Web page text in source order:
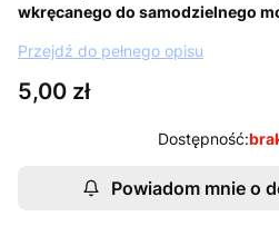
wkręcanego do samodzielnego
Przejdź do pełnego opisu
Cena
5,00 zł
Dostępność:
Powiadom mnie o